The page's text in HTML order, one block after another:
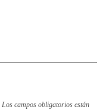
Los campos obligatorios están